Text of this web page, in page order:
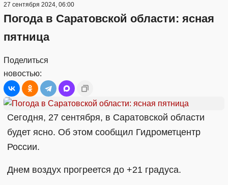
27 сентября 2024, 06:00
Погода в Саратовской области: ясная
пятница
Поделиться
новостью:
Сегодня, 27 сентября, в Саратовской области
будет ясно. Об этом сообщил Гидрометцентр
России.
Днем воздух прогреется до +21 градуса.